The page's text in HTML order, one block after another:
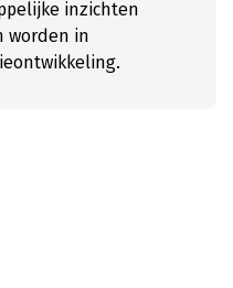
inzichten
worden in